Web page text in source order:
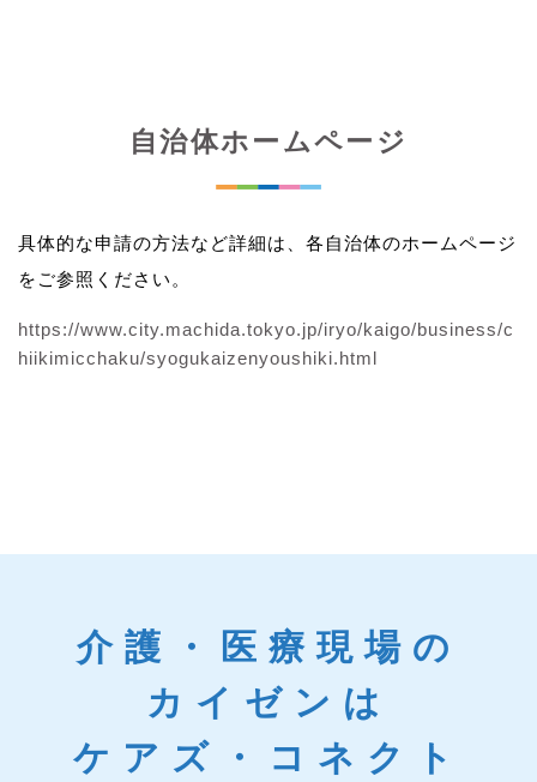
自治体ホームページ
具体的な申請の方法など詳細は、各自治体のホームページ
をご参照ください。
https://www.city.machida.tokyo.jp/iryo/kaigo/business/c
hiikimicchaku/syogukaizenyoushiki.html
介護・医療現場の
カイゼンは
ケアズ・コネクト